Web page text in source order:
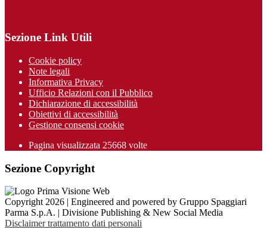
Sezione Link Utili
Cookie policy
Note legali
Informativa Privacy
Ufficio Relazioni con il Pubblico
Dichiarazione di accessibilità
Obiettivi di accessibilità
Gestione consensi cookie
Pagina visualizzata 25668 volte
Sezione Copyright
Copyright 2026 | Engineered and powered by Gruppo Spaggiari
Parma S.p.A. | Divisione Publishing & New Social Media
Disclaimer trattamento dati personali